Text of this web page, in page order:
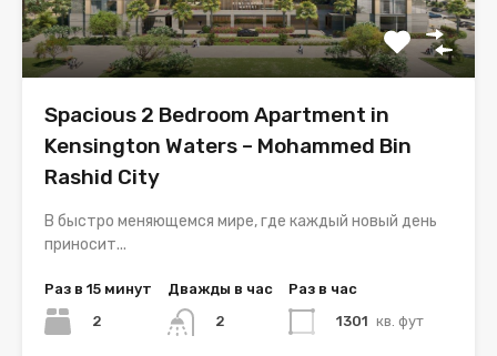
Spacious 2 Bedroom Apartment in
Kensington Waters – Mohammed Bin
Rashid City
В быстро меняющемся мире, где каждый новый день
приносит...
Раз в 15 минут
2
Дважды в час
2
Раз в час
1301 кв. фут